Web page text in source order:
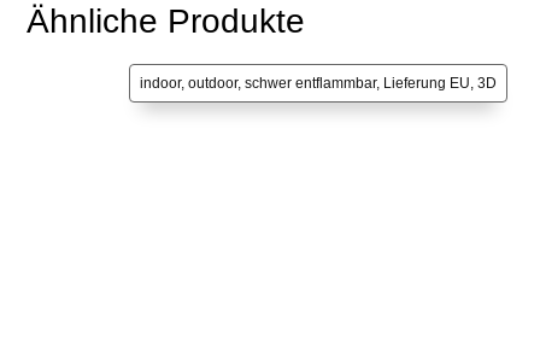
Ähnliche Produkte
indoor, outdoor, schwer entflammbar, Lieferung EU, 3D